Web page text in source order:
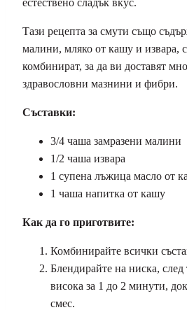
Тази рецепта за смути също
малини, мляко от кашу и извара,
комбинират, за да ви доставят
здравословни мазнини и фибри.
Съставки:
3/4 чаша замразени малини
1/2 чаша извара
1 супена лъжица масло от
1 чаша напитка от кашу
Как да го приготвите:
Комбинирайте всички
Блендирайте на ниска, след
висока за 1 до 2 минути,
смес.